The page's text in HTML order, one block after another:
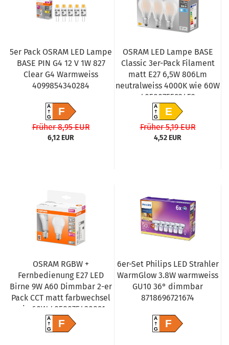
5er Pack OSRAM LED Lampe
BASE PIN G4 12 V 1W 827
Clear G4 Warmweiss
4099854340284
A
GF
Früher 8,95 EUR
6,12 EUR
OSRAM LED Lampe BASE
Classic 3er-Pack Filament
matt E27 6,5W 806Lm
neutralweiss 4000K wie 60W
4058075592452
A
GE
Früher 5,19 EUR
4,52 EUR
OSRAM RGBW +
Fernbedienung E27 LED
Birne 9W A60 Dimmbar 2-er
Pack CCT matt farbwechsel
wie 60W 4058075430891
A
GF
6er-Set Philips LED Strahler
WarmGlow 3.8W warmweiss
GU10 36° dimmbar
8718696721674
A
GF